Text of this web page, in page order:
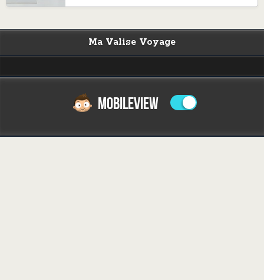
Ma Valise Voyage
MOBILEVIEW